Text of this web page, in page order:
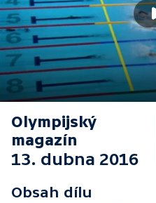
Olympijský
magazín
13. dubna 2016
Obsah dílu